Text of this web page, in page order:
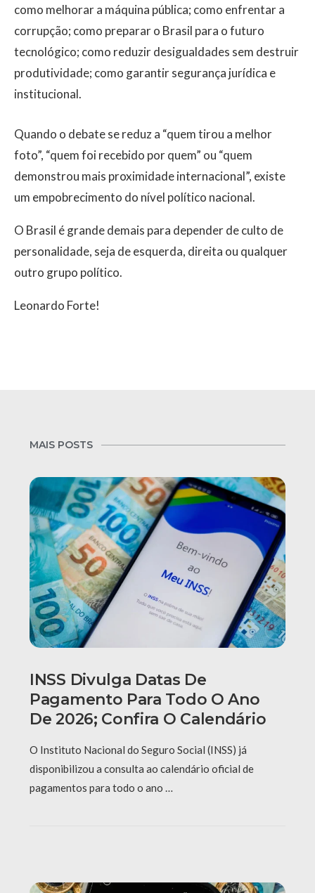
como melhorar a máquina pública; como enfrentar a
corrupção; como preparar o Brasil para o futuro
tecnológico; como reduzir desigualdades sem destruir
produtividade; como garantir segurança jurídica e
institucional.
Quando o debate se reduz a “quem tirou a melhor
foto”, “quem foi recebido por quem” ou “quem
demonstrou mais proximidade internacional”, existe
um empobrecimento do nível político nacional.
O Brasil é grande demais para depender de culto de
personalidade, seja de esquerda, direita ou qualquer
outro grupo político.
Leonardo Forte!
MAIS POSTS
INSS Divulga Datas De
Pagamento Para Todo O Ano
De 2026; Confira O Calendário
O Instituto Nacional do Seguro Social (INSS) já
disponibilizou a consulta ao calendário oficial de
pagamentos para todo o ano …